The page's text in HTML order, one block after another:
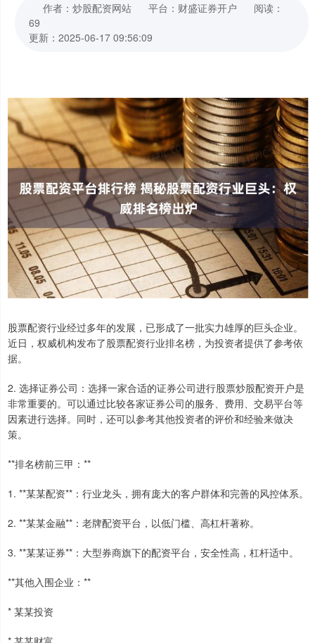
作者：炒股配资网站 平台：财盛证券开户
阅读：
69
更新：2025-06-17 09:56:09
股票配资行业经过多年的发展，已形成了一批实力雄厚的巨头企业。
近日，权威机构发布了股票配资行业排名榜，为投资者提供了参考依
据。
2. 选择证券公司：选择一家合适的证券公司进行股票炒股配资开户是
非常重要的。可以通过比较各家证券公司的服务、费用、交易平台等
因素进行选择。同时，还可以参考其他投资者的评价和经验来做决
策。
**排名榜前三甲：**
1. **某某配资**：行业龙头，拥有庞大的客户群体和完善的风控体系。
2. **某某金融**：老牌配资平台，以低门槛、高杠杆著称。
3. **某某证券**：大型券商旗下的配资平台，安全性高，杠杆适中。
**其他入围企业：**
* 某某投资